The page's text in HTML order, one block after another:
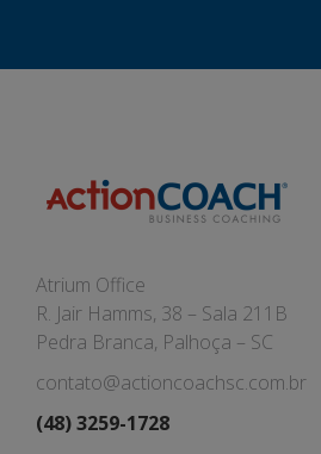
Atrium Office
R. Jair Hamms, 38 – Sala 211B
Pedra Branca, Palhoça – SC
contato@actioncoachsc.com.br
(48) 3259-1728